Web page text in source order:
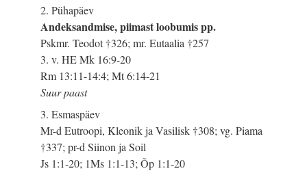
2. Pühapäev
Andeksandmise, piimast loobumis pp.
Pskmr. Teodot †326; mr. Eutaalia †257
3. v. HE Mk 16:9-20
Rm 13:11-14:4; Mt 6:14-21
Suur paast
3. Esmaspäev
Mr-d Eutroopi, Kleonik ja Vasilisk †308; vg. Piama
†337; pr-d Siinon ja Soil
Js 1:1-20; 1Ms 1:1-13; Õp 1:1-20